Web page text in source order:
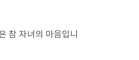
참 자녀의 마음입니